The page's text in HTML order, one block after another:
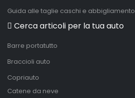
Guida alle taglie caschi e abbigliamento
Cerca articoli per la tua auto
Barre portatutto
Braccioli auto
Copriauto
Catene da neve